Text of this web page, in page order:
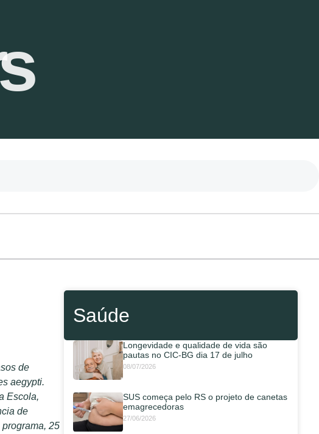
de
aegypti.
Escola,
de
25
Saúde
Longevidade e qualidade de vida são
pautas no CIC-BG dia 17 de julho
08/07/2026
SUS começa pelo RS o projeto de canetas
emagrecedoras
27/06/2026